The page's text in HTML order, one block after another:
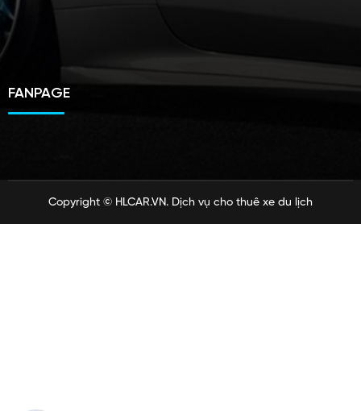
FANPAGE
Copyright © HLCAR.VN. Dịch vụ cho thuê xe du lịch